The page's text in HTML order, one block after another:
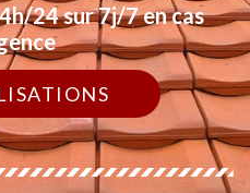
24 sur 7j/7 en cas